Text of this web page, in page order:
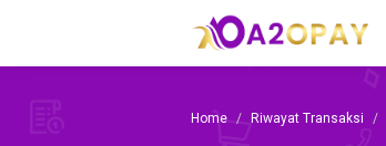
Riwayat Transaksi